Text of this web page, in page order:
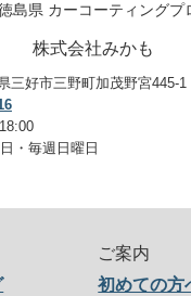
島県 カーコーティングプ
株式会社みかも
三好市三野町加茂野宮445-1
・毎週日曜日
ご案内
初めての方